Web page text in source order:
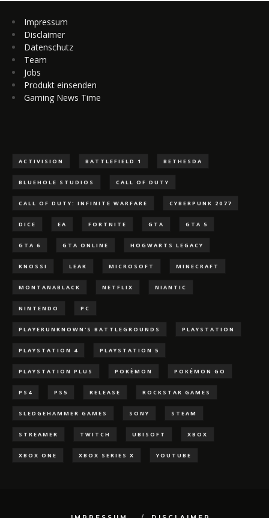
Impressum
Disclaimer
Datenschutz
Team
Jobs
Produkt einsenden
Gaming News Time
ACTIVISION BATTLEFIELD 1 BETHESDA
BLUEHOLE STUDIOS CALL OF DUTY
CALL OF DUTY: INFINITE WARFARE CYBERPUNK 2077
DICE EA FORTNITE GTA GTA 5
GTA 6 GTA ONLINE HOGWARTS LEGACY
KNOSSI LEAK MICROSOFT MINECRAFT
MONTANABLACK NETFLIX NIANTIC
NINTENDO PC
PLAYERUNKNOWN'S BATTLEGROUNDS PLAYSTATION
PLAYSTATION 4 PLAYSTATION 5
PLAYSTATION PLUS POKÈMON POKÉMON GO
PS4 PS5 RELEASE ROCKSTAR GAMES
SLEDGEHAMMER GAMES SONY STEAM
STREAMER TWITCH UBISOFT XBOX
XBOX ONE XBOX SERIES X YOUTUBE